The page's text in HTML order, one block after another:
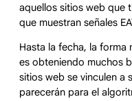
aquellos sitios web que
que muestran señales
Hasta la fecha, la forma
es obteniendo muchos
sitios web se vinculen a
parecerán para el